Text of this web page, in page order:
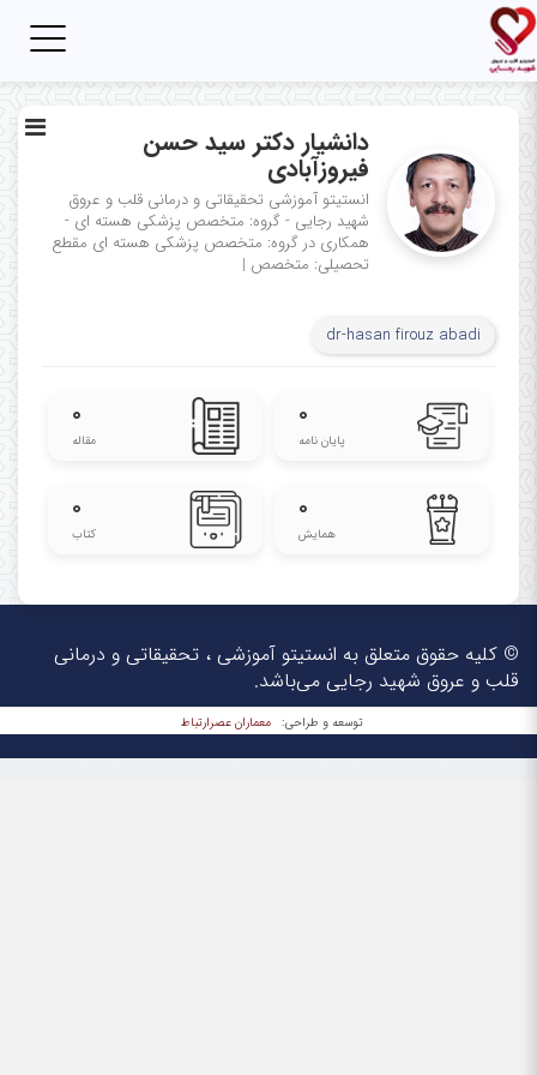
دانشیار دکتر سید حسن
فیروزآبادی
انستیتو آموزشی تحقیقاتی و درمانی قلب و عروق
شهید رجایی - گروه: متخصص پزشکی هسته ای -
همکاری در گروه: متخصص پزشکی هسته ای مقطع
تحصیلی: متخصص |
dr-hasan firouz abadi
۰
پایان نامه
۰
مقاله
۰
همایش
۰
کتاب
© کلیه حقوق متعلق به انستیتو آموزشی ، تحقیقاتی و درمانی
قلب و عروق شهید رجایی می‌باشد.
توسعه و طراحی: معماران عصر‌ارتباط